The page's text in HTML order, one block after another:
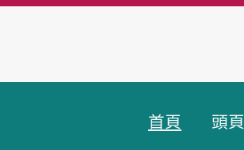
首頁 頭頁